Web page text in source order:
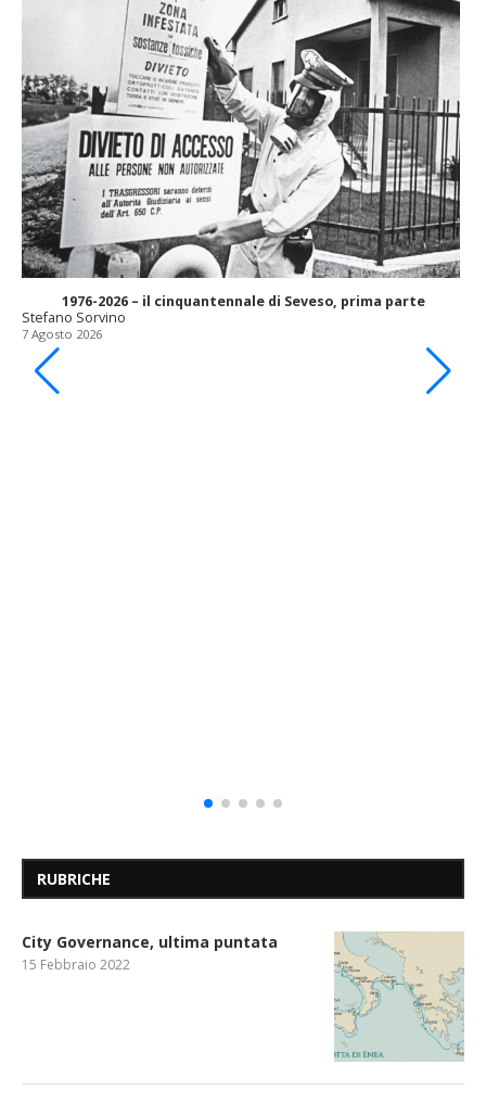
1976-2026 – il cinquantennale di Seveso, prima parte
Stefano Sorvino
7 Agosto 2026
RUBRICHE
City Governance, ultima puntata
15 Febbraio 2022